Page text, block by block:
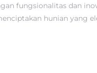
fungsionalitas dan
hunian yang